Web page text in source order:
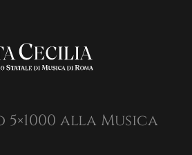
alla Musica